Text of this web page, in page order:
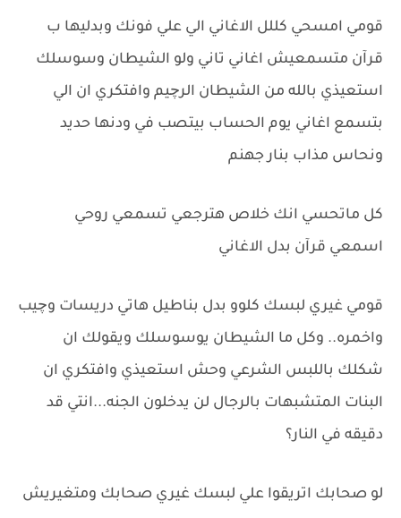
قومي امسحي كللل الاغاني الي علي فونك وبدليها ب
قرآن متسمعيش اغاني تاني ولو الشيطان وسوسلك
استعيذي بالله من الشيطان الرچيم وافتكري ان الي
بتسمع اغاني يوم الحساب بيتصب في ودنها حديد
ونحاس مذاب بنار جهنم
كل ماتحسي انك خلاص هترجعي تسمعي روحي
اسمعي قرآن بدل الاغاني
قومي غيري لبسك كلوو بدل بناطيل هاتي دريسات وچيب
واخمره.. وكل ما الشيطان يوسوسلك ويقولك ان
شكلك باللبس الشرعي وحش استعيذي وافتكري ان
البنات المتشبهات بالرجال لن يدخلون الجنه...انتي قد
دقيقه في النار؟
لو صحابك اتريقوا علي لبسك غيري صحابك ومتغيريش